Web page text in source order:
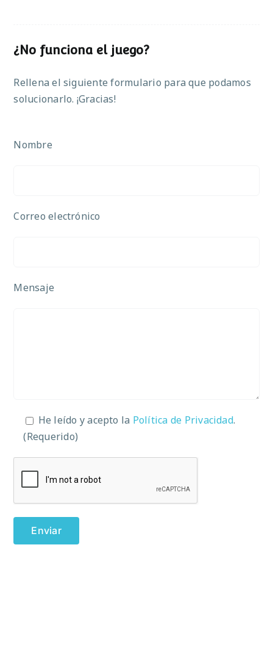
¿No funciona el juego?
Rellena el siguiente formulario para que podamos
solucionarlo. ¡Gracias!
Nombre
Correo electrónico
Mensaje
He leído y acepto la Política de Privacidad.
(Requerido)